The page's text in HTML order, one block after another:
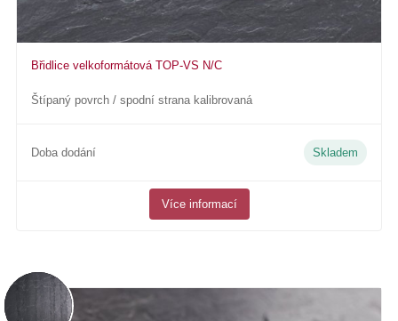
Břidlice velkoformátová TOP-VS N/C
Štípaný povrch / spodní strana kalibrovaná
Doba dodání Skladem
Více informací